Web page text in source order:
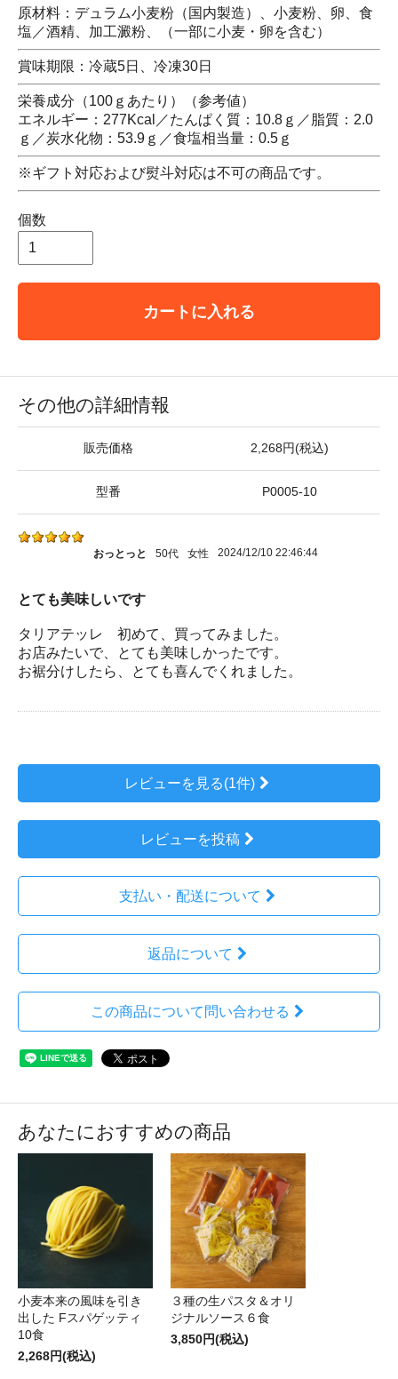
原材料：デュラム小麦粉（国内製造）、小麦粉、卵、食
塩／酒精、加工澱粉、（一部に小麦・卵を含む）
賞味期限：冷蔵5日、冷凍30日
栄養成分（100ｇあたり）（参考値）
エネルギー：277Kcal／たんぱく質：10.8ｇ／脂質：2.0
ｇ／炭水化物：53.9ｇ／食塩相当量：0.5ｇ
※ギフト対応および熨斗対応は不可の商品です。
個数
カートに入れる
その他の詳細情報
販売価格 2,268円(税込)
型番 P0005-10
おっとっと 50代 女性 2024/12/10 22:46:44
とても美味しいです
タリアテッレ 初めて、買ってみました。
お店みたいで、とても美味しかったです。
お裾分けしたら、とても喜んでくれました。
レビューを見る(1件)
レビューを投稿
支払い・配送について
返品について
この商品について問い合わせる
あなたにおすすめの商品
小麦本来の風味を引き
出した Fスパゲッティ
10食
2,268円(税込)
３種の生パスタ＆オリ
ジナルソース６食
3,850円(税込)